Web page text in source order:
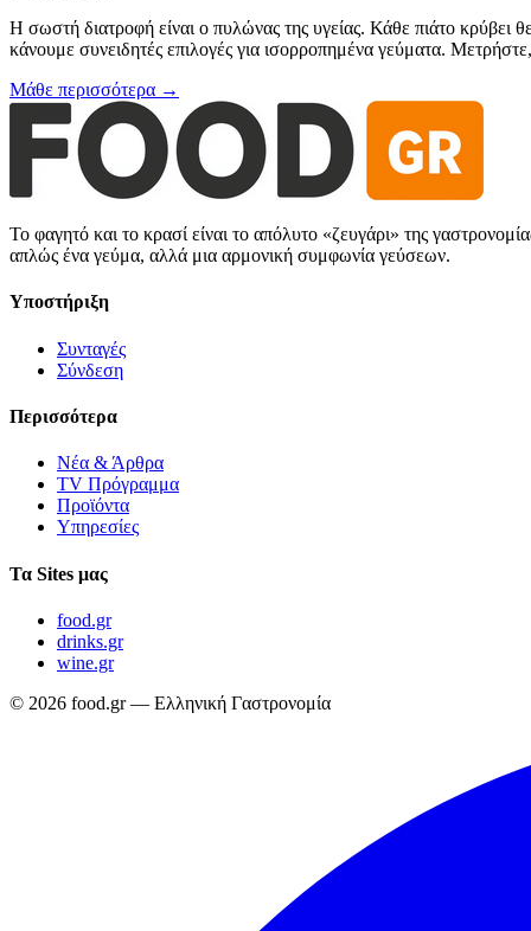
Η σωστή διατροφή είναι ο πυλώνας της υγείας. Κάθε πιάτο κρύβει
κάνουμε συνειδητές επιλογές για ισορροπημένα γεύματα.
Μάθε περισσότερα →
Το φαγητό και το κρασί είναι το απόλυτο «ζευγάρι» της
απλώς ένα γεύμα, αλλά μια αρμονική συμφωνία γεύσεων.
Υποστήριξη
Συνταγές
Σύνδεση
Περισσότερα
Νέα & Άρθρα
TV Πρόγραμμα
Προϊόντα
Υπηρεσίες
Τα Sites μας
food.gr
drinks.gr
wine.gr
© 2026 food.gr — Ελληνική Γαστρονομία